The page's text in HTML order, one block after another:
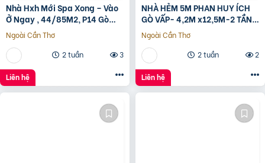
Nhà Hxh Mới Spa Xong – Vào
Ở Ngay , 44/85M2, P14 Gò
Vấp, Giá 4.X Tỷ
Ngoài Cần Thơ
2 tuần
3
Liên hệ
NHÀ HẺM 5M PHAN HUY ÍCH
GÒ VẤP- 4,2M x12,5M-2 TẦNG
– GIÁ 4,4 TỶ
Ngoài Cần Thơ
2 tuần
2
Liên hệ